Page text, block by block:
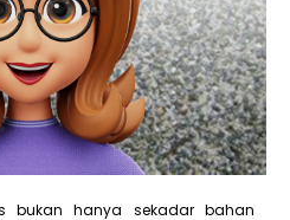
bukan hanya sekadar bahan